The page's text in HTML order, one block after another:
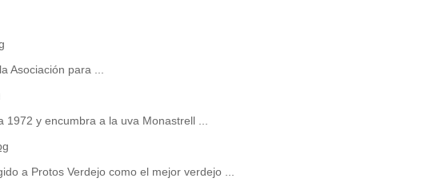
Asociación para ...
y encumbra a la uva Monastrell ...
a Protos Verdejo como el mejor verdejo ...